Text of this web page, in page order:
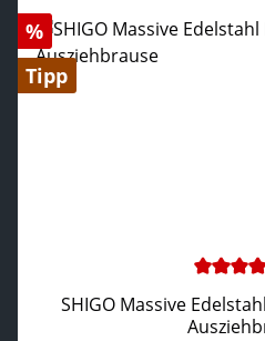
Rabatt
%
Tipp
Durchschnittliche
SHIGO Massive